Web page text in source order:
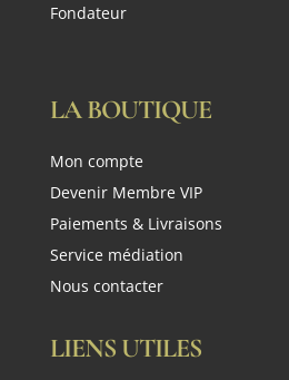
Fondateur
LA BOUTIQUE
Mon compte
Devenir Membre VIP
Paiements & Livraisons
Service médiation
Nous contacter
LIENS UTILES